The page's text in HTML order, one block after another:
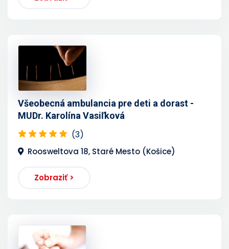
Všeobecná ambulancia pre deti a dorast -
MUDr. Karolína Vasiľková
(3)
Roosweltova 18, Staré Mesto (Košice)
Zobraziť >